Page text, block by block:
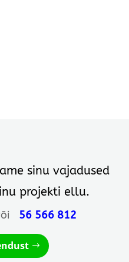
sinu vajadused
projekti ellu.
56 566 812